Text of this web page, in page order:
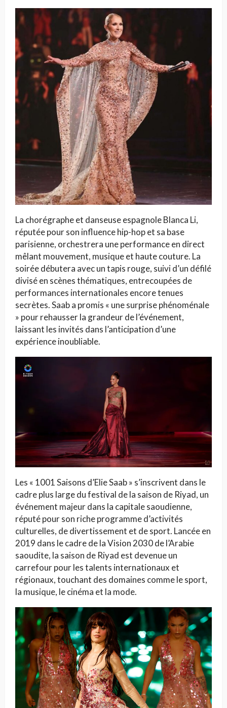
La chorégraphe et danseuse espagnole Blanca Li,
réputée pour son influence hip-hop et sa base
parisienne, orchestrera une performance en direct
mêlant mouvement, musique et haute couture. La
soirée débutera avec un tapis rouge, suivi d’un défilé
divisé en scènes thématiques, entrecoupées de
performances internationales encore tenues
secrètes. Saab a promis « une surprise phénoménale
» pour rehausser la grandeur de l’événement,
laissant les invités dans l’anticipation d’une
expérience inoubliable.
Les « 1001 Saisons d’Elie Saab » s’inscrivent dans le
cadre plus large du festival de la saison de Riyad, un
événement majeur dans la capitale saoudienne,
réputé pour son riche programme d’activités
culturelles, de divertissement et de sport. Lancée en
2019 dans le cadre de la Vision 2030 de l’Arabie
saoudite, la saison de Riyad est devenue un
carrefour pour les talents internationaux et
régionaux, touchant des domaines comme le sport,
la musique, le cinéma et la mode.